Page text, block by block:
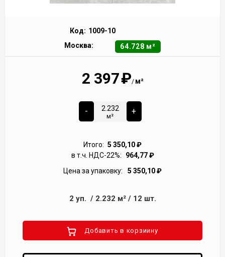
Код: 1009-10
Москва:
64.728 м²
2 397₽/ м²
-
м²
+
Итого: 5 350,10₽
в т.ч. НДС-22%:
964,77₽
Цена за упаковку:
5 350,10₽
2 уп. / 2.232 м²/ 12 шт.
Добавить в корзиину